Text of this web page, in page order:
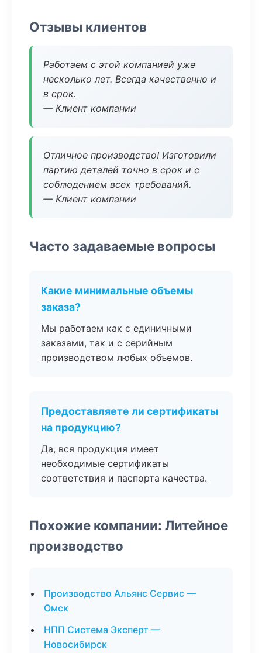
Отзывы клиентов
Работаем с этой компанией уже
несколько лет. Всегда качественно и
в срок.
— Клиент компании
Отличное производство! Изготовили
партию деталей точно в срок и с
соблюдением всех требований.
— Клиент компании
Часто задаваемые вопросы
Какие минимальные объемы
заказа?
Мы работаем как с единичными
заказами, так и с серийным
производством любых объемов.
Предоставляете ли сертификаты
на продукцию?
Да, вся продукция имеет
необходимые сертификаты
соответствия и паспорта качества.
Похожие компании: Литейное
производство
Производство Альянс Сервис —
Омск
НПП Система Эксперт —
Новосибирск